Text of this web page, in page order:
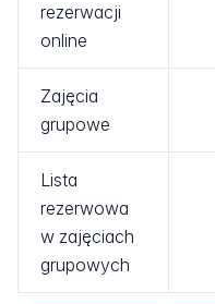
rezerwacji
online
Zajęcia
grupowe
Lista
rezerwowa
w zajęciach
grupowych